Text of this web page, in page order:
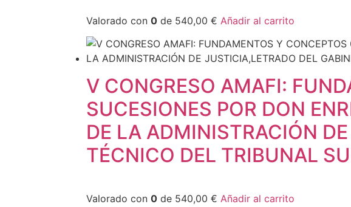
Valorado con 0 de 540,00 € Añadir al carrito
V CONGRESO AMAFI:
SUCESIONES POR DON
DE LA ADMINISTRACIÓN
TÉCNICO DEL TRIBUNAL
Valorado con 0 de 540,00 € Añadir al carrito